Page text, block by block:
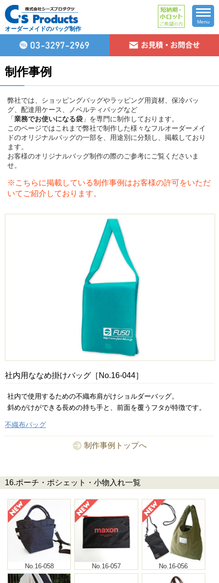
オーダーメイドのバッグ制作
Menu
制作事例
弊社では、ショッピングバッグやラッピング用資材、保冷バッ
グ、配達用ケース、ノベルティバッグなど
「業務でお使いになる袋 」を専門に制作しております。
このページではこれまで弊社で制作した様々なフルオーダーメイ
ドのオリジナルバッグの一部を、用途別に分類し、掲載しており
ます。
お客様のオリジナルバッグ制作の際のご参考にご覧くださいま
せ。
※こちらに掲載している制作事例はお客様の許可をいただ
いてご紹介しております。
社内用ななめ掛けバッグ［No.16-044］
社内で使用するための不織布肩がけショルダーバッグ。
斜めがけができる長めの持ち手と、前面を覆うフタが特徴です。
不織布バッグ
制作事例トップへ
16.ポーチ・ポシェット・小物入れ一覧
No.16-058 No.16-057 No.16-056